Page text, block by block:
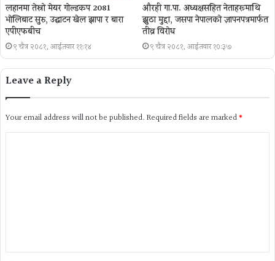
लहानमा तेस्रो मेयर गोल्डकप 2081
भोलिबाट सुरु, उद्घाटन खेल झापा र बारा
एपीएफबीच
९ चैत्र २०८१, आईतवार ११:१४
औरही गा.पा. अध्यक्षसहित नेताहरूमाथि
झुठा मुद्दा, जसपा नेपालको ज्ञापनपत्रमार्फत
तीव्र विरोध
९ चैत्र २०८१, आईतवार १०:३७
Leave a Reply
Your email address will not be published. Required fields are marked*